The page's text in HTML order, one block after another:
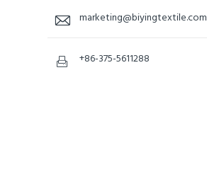
 marketing@biyingtextile.com
 +86-375-5611288